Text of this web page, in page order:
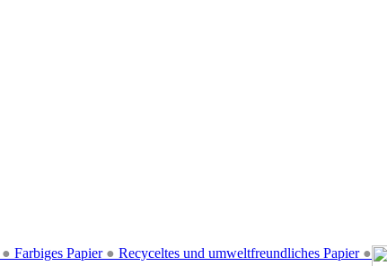
● Farbiges Papier ● Recyceltes und umweltfreundliches Papier ●